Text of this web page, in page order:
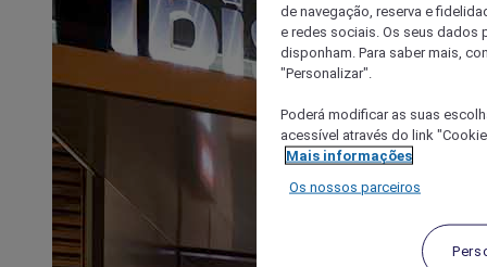
de navegação, reserva e
e redes sociais. Os seus dados
disponham. Para saber mais,
"Personalizar".
Poderá modificar as suas
acessível através do link
Mais informações
Os nossos parceiros